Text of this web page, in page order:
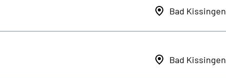
Bad Kissingen
Bad Kissingen